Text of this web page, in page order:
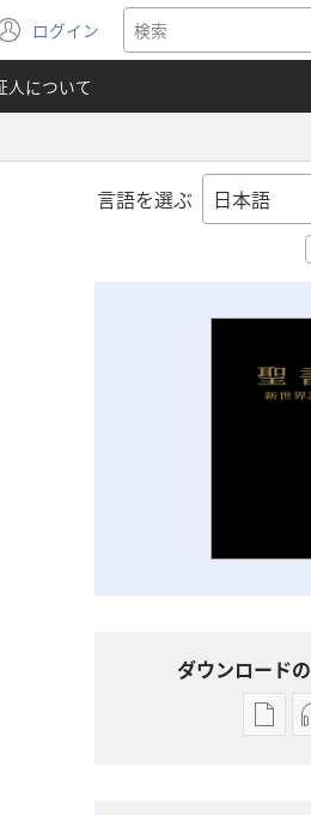
ログイン
（新
し
い
タ
で
人について
言語を選ぶ
ダウンロード
出